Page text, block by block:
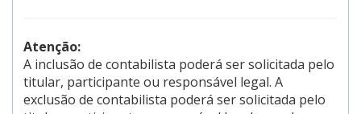
Atenção:
A inclusão de contabilista poderá ser solicitada pelo
titular, participante ou responsável legal. A
exclusão de contabilista poderá ser solicitada pelo